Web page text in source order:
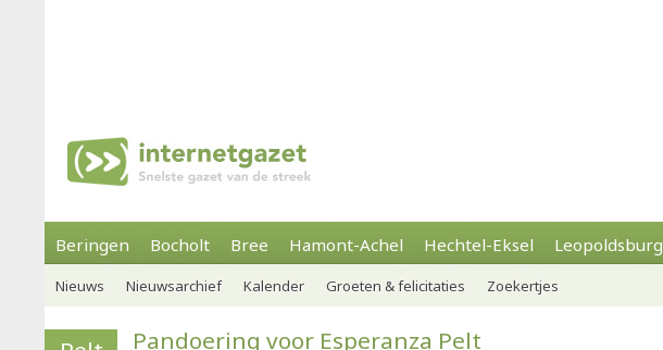
Beringen Bocholt Bree Hamont-Achel Hechtel-Eksel Leopoldsburg
Nieuws Nieuwsarchief Kalender Groeten & felicitaties Zoekertjes
Pandoering voor Esperanza Pelt